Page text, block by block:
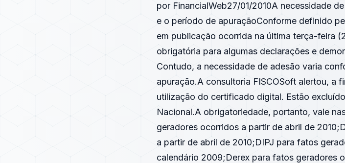
por FinancialWeb27/01/2010A necessidade
e o período de apuraçãoConforme definido
em publicação ocorrida na última terça-feira
obrigatória para algumas declarações e
Contudo, a necessidade de adesão varia
apuração.A consultoria FISCOSoft alertou, a
utilização do certificado digital. Estão
Nacional.A obrigatoriedade, portanto, vale
geradores ocorridos a partir de abril de
a partir de abril de 2010;DIPJ para fatos
calendário 2009;Derex para fatos geradores